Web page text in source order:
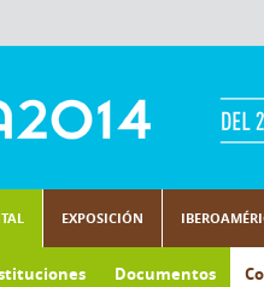
EXPOSICIÓN
Documentos